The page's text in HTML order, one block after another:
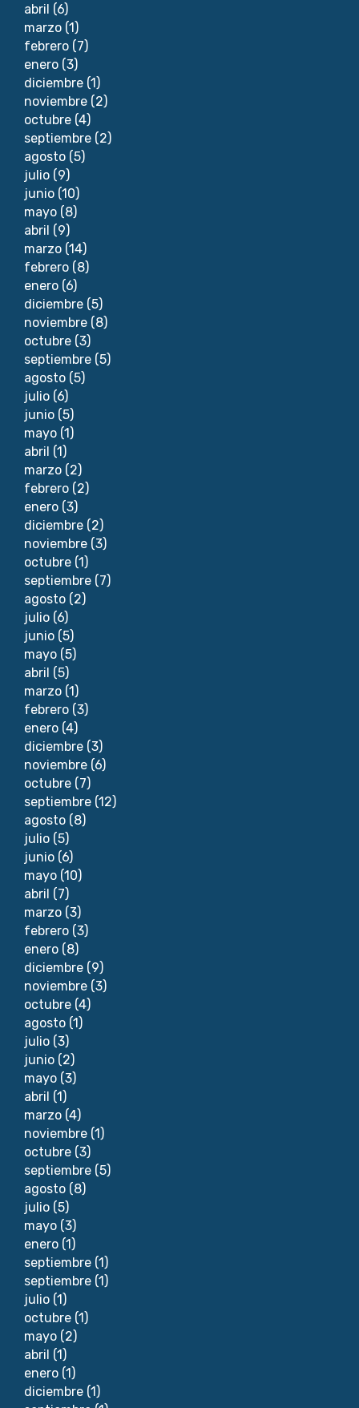
abril (6)
marzo (1)
febrero (7)
enero (3)
diciembre (1)
noviembre (2)
octubre (4)
septiembre (2)
agosto (5)
julio (9)
junio (10)
mayo (8)
abril (9)
marzo (14)
febrero (8)
enero (6)
diciembre (5)
noviembre (8)
octubre (3)
septiembre (5)
agosto (5)
julio (6)
junio (5)
mayo (1)
abril (1)
marzo (2)
febrero (2)
enero (3)
diciembre (2)
noviembre (3)
octubre (1)
septiembre (7)
agosto (2)
julio (6)
junio (5)
mayo (5)
abril (5)
marzo (1)
febrero (3)
enero (4)
diciembre (3)
noviembre (6)
octubre (7)
septiembre (12)
agosto (8)
julio (5)
junio (6)
mayo (10)
abril (7)
marzo (3)
febrero (3)
enero (8)
diciembre (9)
noviembre (3)
octubre (4)
agosto (1)
julio (3)
junio (2)
mayo (3)
abril (1)
marzo (4)
noviembre (1)
octubre (3)
septiembre (5)
agosto (8)
julio (5)
mayo (3)
enero (1)
septiembre (1)
septiembre (1)
julio (1)
octubre (1)
mayo (2)
abril (1)
enero (1)
diciembre (1)